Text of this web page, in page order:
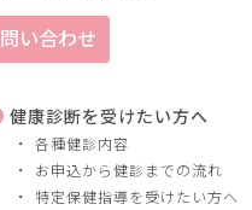
い合わせ
健康診断を受けたい方へ
各種健診内容
お申込から健診までの流れ
特定保健指導を受けたい方へ